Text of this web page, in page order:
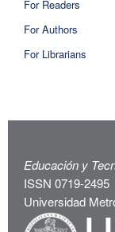
For Readers
For Authors
For Librarians
Educación y
ISSN 0719-2495
Universidad